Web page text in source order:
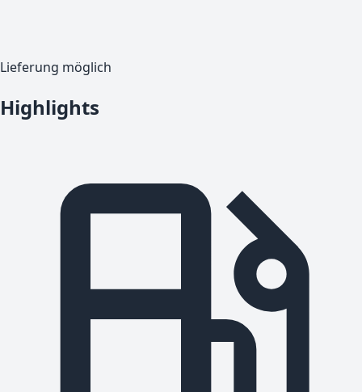
Lieferung möglich
Highlights